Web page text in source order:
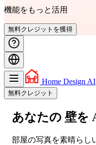
機能をもっと活用
無料クレジットを獲得
Home Design AI
無料クレジット
あなたの 壁を
部屋の写真を素晴らし